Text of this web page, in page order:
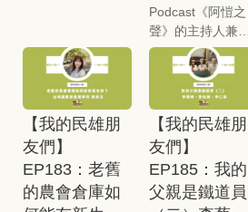
雖無「慣老闆」催
促，卻必須直接面
對變幻莫測的氣候
與劇烈波動的市場
價格，往往陷入嚴
重的「自我剝
削」，為了拚收成
而忽視身體警訊，
甚至動員全家超時
到制度層面的女農
課程開設與成長團
體建立，展現了農
夫社群強大的互助
能力。
同學們一起走進民
雄街道上。現在他
在勞動部勞動力發
展署雲嘉南分署嘉
義就業中心任職，
工作包括專業訓
練、媒合廠商與求
職者，同時也舉辦
Podcast《阿愷之
聲》的主持人兼製
作人，更是廣播
鐘獎入圍者，也身
兼人文地理研究人
員、寫作者與樂
等多重身分，他常
形容自己是一位
「多重興趣者」。
大眾對阿愷的印象
多停留在他具代表
【我的民雄朋
友們】
EP183：老舊
的農會倉庫如
【我的民雄朋
友們】
EP185：我的
父親是鐵道員